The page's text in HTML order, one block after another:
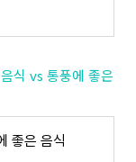
식 vs 통풍에 좋은
좋은 음식